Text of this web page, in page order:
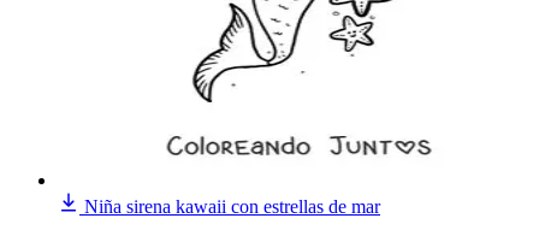
Niña sirena kawaii con estrellas de mar